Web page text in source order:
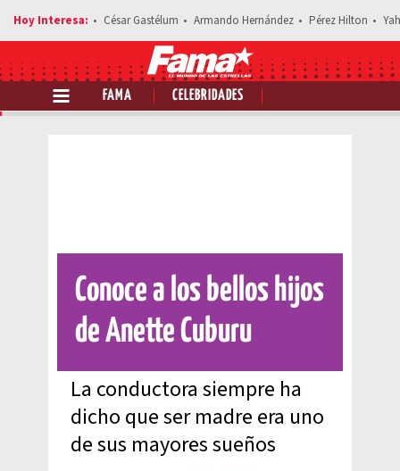
César Gastélum Armando Hernández Pérez Hilton
FAMA CELEBRIDADES
Comparte esta noticia
Conoce a los bellos hijos
de Anette Cuburu
La conductora siempre ha
dicho que ser madre era uno
de sus mayores sueños